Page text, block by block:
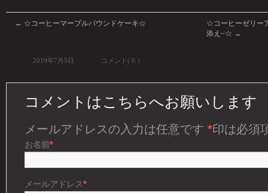
← ☆コーヒーマーブルパウンドケーキ☆
☆コーヒーゼリー
添え~☆ →
2019年7月5日 コメント( 0 ）
コメントはこちらへお願いします
メールアドレスの入力は任意です *印は必須
お名前*
メールアドレス*